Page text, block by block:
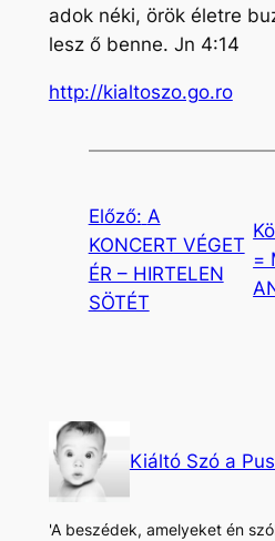
adok néki, örök életre
lesz ő benne. Jn 4:14
http://kialtoszo.go.ro
Előző: A
KONCERT VÉGET
ÉR – HIRTELEN
SÖTÉT
=
Kiáltó Szó a
'A beszédek, amelyeket én